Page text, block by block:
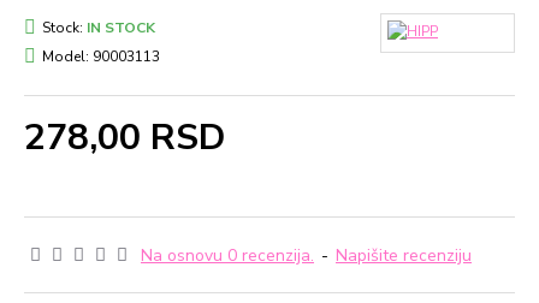
Na osnovu 0 recenzija. - Napišite recenziju
278,00 RSD
Stock: IN STOCK
Model: 90003113